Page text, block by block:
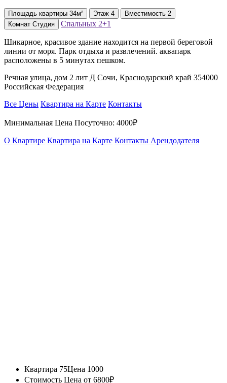
Площадь квартиры 34м² Этаж 4 Вместимость 2
Комнат Студия Спальных 2+1
Шикарное, красивое здание находится на первой береговой
линии от моря. Парк отдыха и развлечений. аквапарк
расположены в 5 минутах пешком.
Речная улица, дом 2 лит Д Сочи, Краснодарский край 354000
Российская Федерация
Все Цены Квартира на Карте Контакты
Минимальная Цена Посуточно: 4000₽
О Квартире Квартира на Карте Контакты Арендодателя
Квартира 75Цена 1000
Стоимость Цена от 6800₽